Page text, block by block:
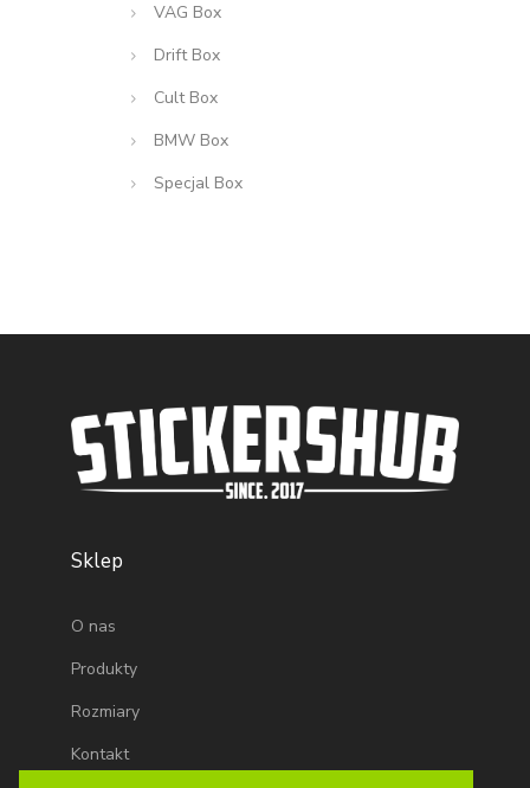
VAG Box
Drift Box
Cult Box
BMW Box
Specjal Box
Sklep
O nas
Produkty
Rozmiary
Kontakt